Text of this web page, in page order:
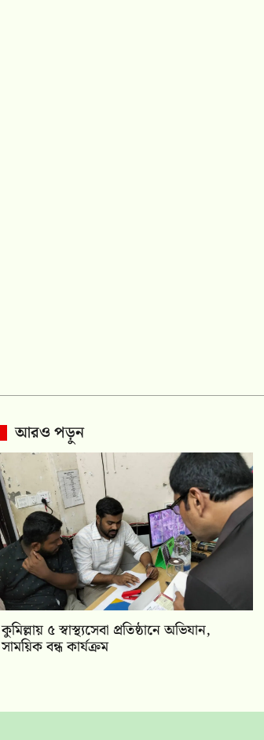
আরও পড়ুন
কুমিল্লায় ৫ স্বাস্থ্যসেবা প্রতিষ্ঠানে অভিযান,
সাময়িক বন্ধ কার্যক্রম